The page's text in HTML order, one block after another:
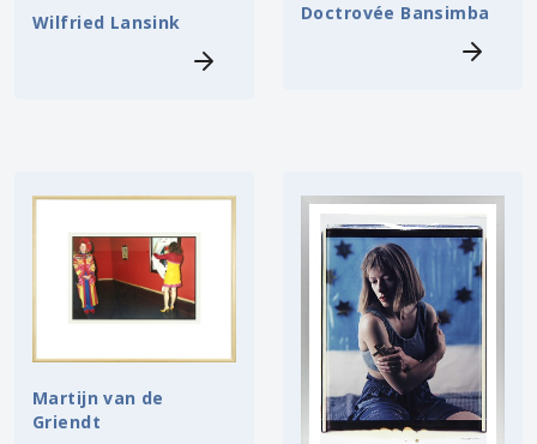
Wilfried Lansink Doctrovée Bansimba
Martijn van de
Griendt